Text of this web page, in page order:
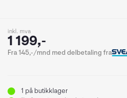
inkl. mva
1 199,-
Fra 145,-/mnd med delbetaling fra
1 på butikklager